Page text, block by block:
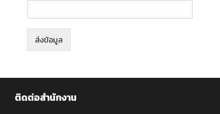
ส่งข้อมูล
ติดต่อสำนักงาน